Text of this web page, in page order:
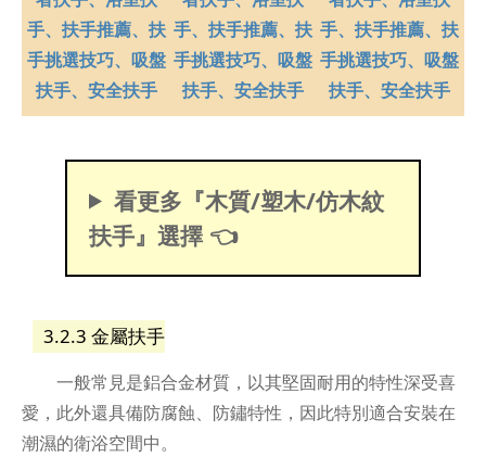
看更多『木質/塑木/仿木紋
扶手』選擇 👈
3.2.3 金屬扶手
一般常見是鋁合金材質，以其堅固耐用的特性深受喜
愛，此外還具備防腐蝕、防鏽特性，因此特別適合安裝在
潮濕的衛浴空間中。